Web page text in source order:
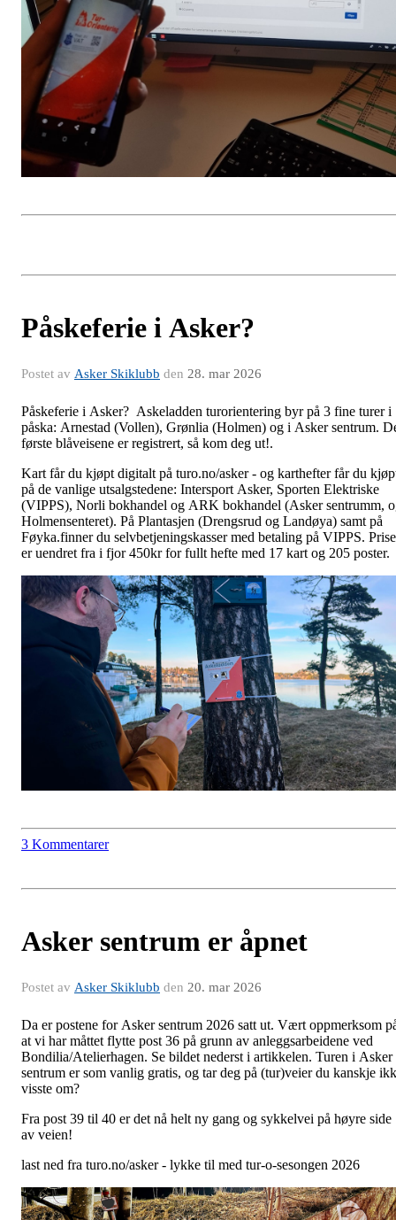
Påskeferie i Asker?
Postet av Asker Skiklubb den 28. mar 2026
Påskeferie i Asker? Askeladden turorientering byr på 3 fine turer i
påska: Arnestad (Vollen), Grønlia (Holmen) og i Asker sentrum.
første blåveisene er registrert, så kom deg ut!.
Kart får du kjøpt digitalt på turo.no/asker - og karthefter får du
på de vanlige utsalgstedene: Intersport Asker, Sporten Elektriske
(VIPPS), Norli bokhandel og ARK bokhandel (Asker sentrumm,
Holmensenteret). På Plantasjen (Drengsrud og Landøya) samt på
Føyka.finner du selvbetjeningskasser med betaling på VIPPS.
er uendret fra i fjor 450kr for fullt hefte med 17 kart og 205 poster.
3 Kommentarer
Asker sentrum er åpnet
Postet av Asker Skiklubb den 20. mar 2026
Da er postene for Asker sentrum 2026 satt ut. Vært oppmerksom
at vi har måttet flytte post 36 på grunn av anleggsarbeidene ved
Bondilia/Atelierhagen. Se bildet nederst i artikkelen. Turen i Asker
sentrum er som vanlig gratis, og tar deg på (tur)veier du kanskje
visste om?
Fra post 39 til 40 er det nå helt ny gang og sykkelvei på høyre side
av veien!
last ned fra turo.no/asker - lykke til med tur-o-sesongen 2026